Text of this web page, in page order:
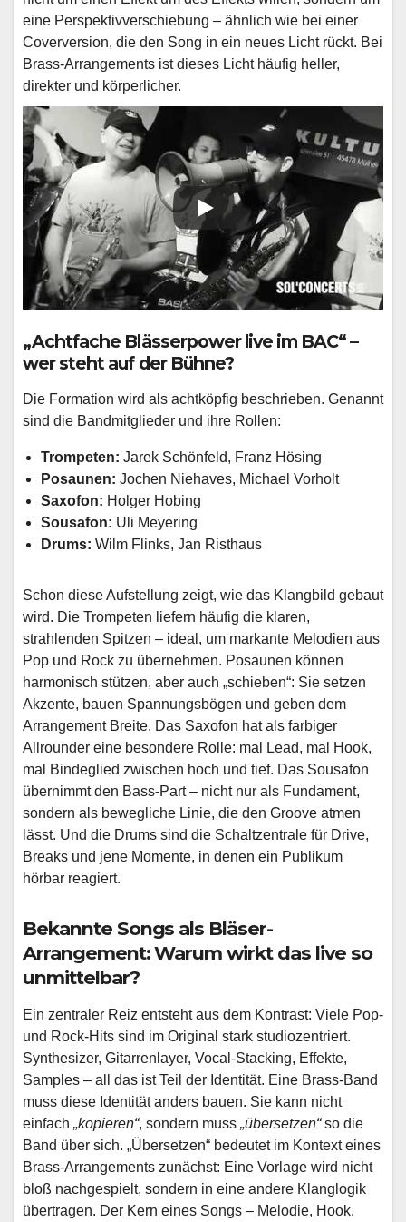
eine Perspektivverschiebung – ähnlich wie bei einer
Coverversion, die den Song in ein neues Licht rückt. Bei
Brass-Arrangements ist dieses Licht häufig heller,
direkter und körperlicher.
„Achtfache Blässerpower live im BAC“ –
wer steht auf der Bühne?
Die Formation wird als achtköpfig beschrieben. Genannt
sind die Bandmitglieder und ihre Rollen:
Trompeten: Jarek Schönfeld, Franz Hösing
Posaunen: Jochen Niehaves, Michael Vorholt
Saxofon: Holger Hobing
Sousafon: Uli Meyering
Drums: Wilm Flinks, Jan Risthaus
Schon diese Aufstellung zeigt, wie das Klangbild gebaut
wird. Die Trompeten liefern häufig die klaren,
strahlenden Spitzen – ideal, um markante Melodien aus
Pop und Rock zu übernehmen. Posaunen können
harmonisch stützen, aber auch „schieben“: Sie setzen
Akzente, bauen Spannungsbögen und geben dem
Arrangement Breite. Das Saxofon hat als farbiger
Allrounder eine besondere Rolle: mal Lead, mal Hook,
mal Bindeglied zwischen hoch und tief. Das Sousafon
übernimmt den Bass-Part – nicht nur als Fundament,
sondern als bewegliche Linie, die den Groove atmen
lässt. Und die Drums sind die Schaltzentrale für Drive,
Breaks und jene Momente, in denen ein Publikum
hörbar reagiert.
Bekannte Songs als Bläser-
Arrangement: Warum wirkt das live so
unmittelbar?
Ein zentraler Reiz entsteht aus dem Kontrast: Viele Pop-
und Rock-Hits sind im Original stark studiozentriert.
Synthesizer, Gitarrenlayer, Vocal-Stacking, Effekte,
Samples – all das ist Teil der Identität. Eine Brass-Band
muss diese Identität anders bauen. Sie kann nicht
einfach „kopieren“, sondern muss „übersetzen“so die
Band über sich. „Übersetzen“ bedeutet im Kontext eines
Brass-Arrangements zunächst: Eine Vorlage wird nicht
bloß nachgespielt, sondern in eine andere Klanglogik
übertragen. Der Kern eines Songs – Melodie, Hook,